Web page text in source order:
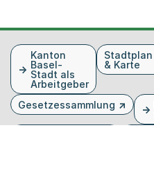
FusszeileKanton
Basel-
Stadt als
Arbeitgeber
Stadtplan
& Karte
Gesetzessammlung